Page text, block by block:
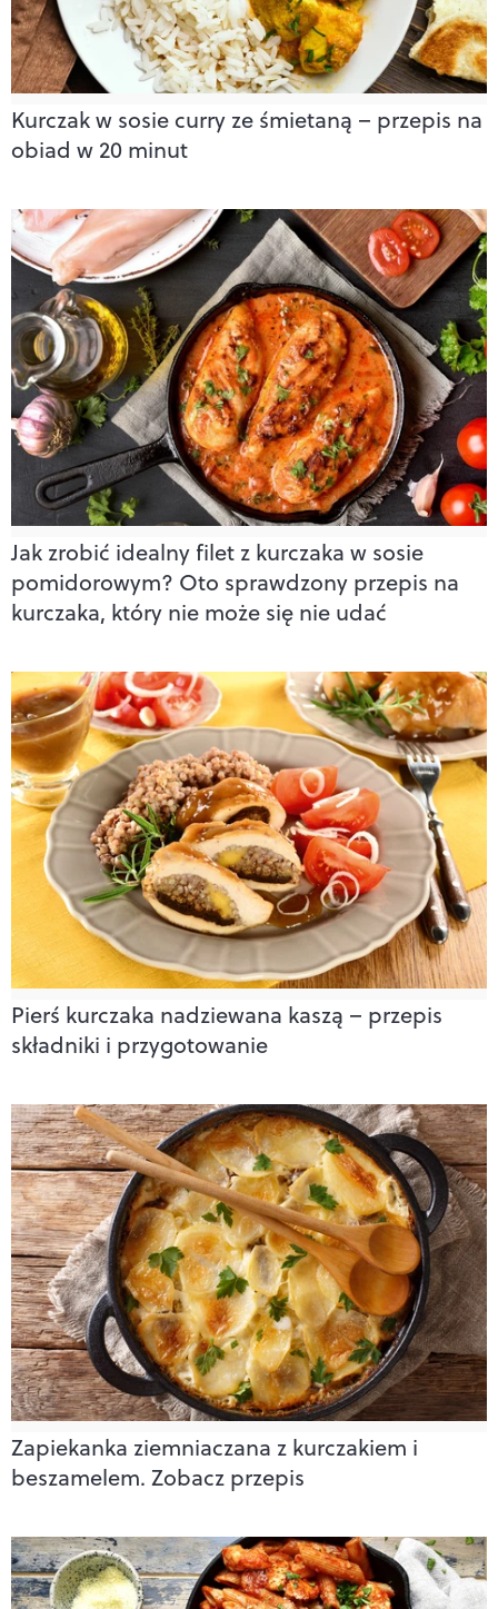
Kurczak w sosie curry ze śmietaną – przepis na
obiad w 20 minut
Jak zrobić idealny filet z kurczaka w sosie
pomidorowym? Oto sprawdzony przepis na
kurczaka, który nie może się nie udać
Pierś kurczaka nadziewana kaszą – przepis
składniki i przygotowanie
Zapiekanka ziemniaczana z kurczakiem i
beszamelem. Zobacz przepis